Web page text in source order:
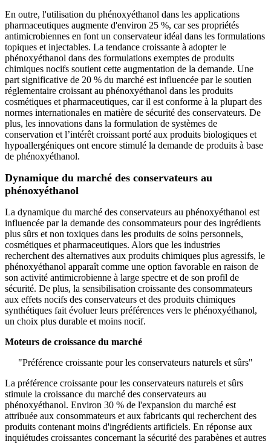
En outre, l'utilisation du phénoxyéthanol dans les applications
pharmaceutiques augmente d'environ 25 %, car ses propriétés
antimicrobiennes en font un conservateur idéal dans les formulations
topiques et injectables. La tendance croissante à adopter le
phénoxyéthanol dans des formulations exemptes de produits
chimiques nocifs soutient cette augmentation de la demande. Une
part significative de 20 % du marché est influencée par le soutien
réglementaire croissant au phénoxyéthanol dans les produits
cosmétiques et pharmaceutiques, car il est conforme à la plupart des
normes internationales en matière de sécurité des conservateurs. De
plus, les innovations dans la formulation de systèmes de
conservation et l’intérêt croissant porté aux produits biologiques et
hypoallergéniques ont encore stimulé la demande de produits à base
de phénoxyéthanol.
Dynamique du marché des conservateurs au
phénoxyéthanol
La dynamique du marché des conservateurs au phénoxyéthanol est
influencée par la demande des consommateurs pour des ingrédients
plus sûrs et non toxiques dans les produits de soins personnels,
cosmétiques et pharmaceutiques. Alors que les industries
recherchent des alternatives aux produits chimiques plus agressifs, le
phénoxyéthanol apparaît comme une option favorable en raison de
son activité antimicrobienne à large spectre et de son profil de
sécurité. De plus, la sensibilisation croissante des consommateurs
aux effets nocifs des conservateurs et des produits chimiques
synthétiques fait évoluer leurs préférences vers le phénoxyéthanol,
un choix plus durable et moins nocif.
Moteurs de croissance du marché
"Préférence croissante pour les conservateurs naturels et sûrs"
La préférence croissante pour les conservateurs naturels et sûrs
stimule la croissance du marché des conservateurs au
phénoxyéthanol. Environ 30 % de l'expansion du marché est
attribuée aux consommateurs et aux fabricants qui recherchent des
produits contenant moins d'ingrédients artificiels. En réponse aux
inquiétudes croissantes concernant la sécurité des parabènes et autres